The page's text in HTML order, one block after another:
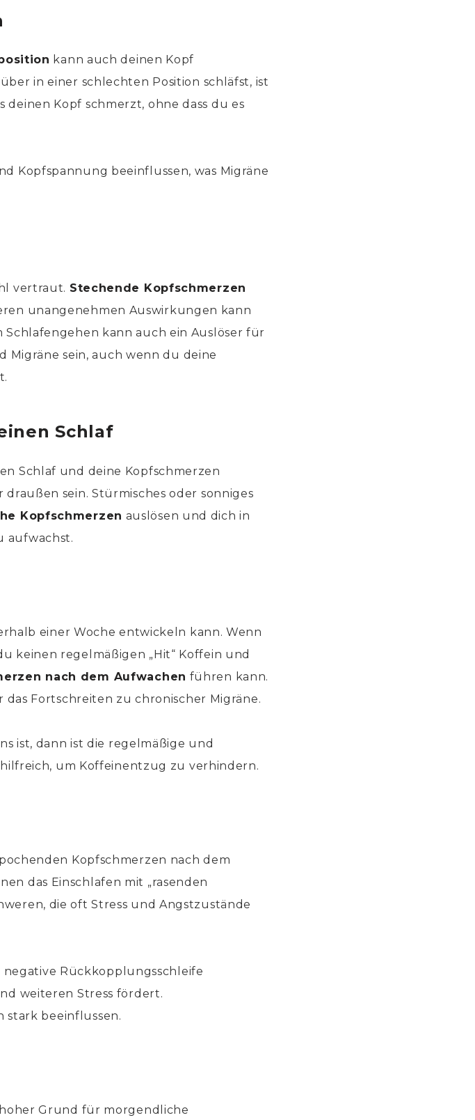
kann auch deinen Kopf
in einer schlechten Position schläfst, ist
Kopf schmerzt, ohne dass du es
Kopfspannung beeinflussen, was Migräne
vertraut. Stechende Kopfschmerzen
unangenehmen Auswirkungen kann
Schlafengehen kann auch ein Auslöser für
Migräne sein, auch wenn du deine
Schlaf
Schlaf und deine Kopfschmerzen
sein. Stürmisches oder sonniges
Kopfschmerzen auslösen und dich in
aufwachst.
einer Woche entwickeln kann. Wenn
keinen regelmäßigen „Hit“ Koffein und
nach dem Aufwachen führen kann.
Fortschreiten zu chronischer Migräne.
ist, dann ist die regelmäßige und
um Koffeinentzug zu verhindern.
Kopfschmerzen nach dem
das Einschlafen mit „rasenden
die oft Stress und Angstzustände
negative Rückkopplungsschleife
weiteren Stress fördert.
stark beeinflussen.
Grund für morgendliche